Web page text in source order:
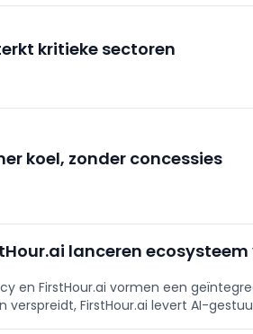
kritieke sectoren
koel, zonder concessies
lanceren
en FirstHour.ai vormen een
verspreidt, FirstHour.ai levert AI-